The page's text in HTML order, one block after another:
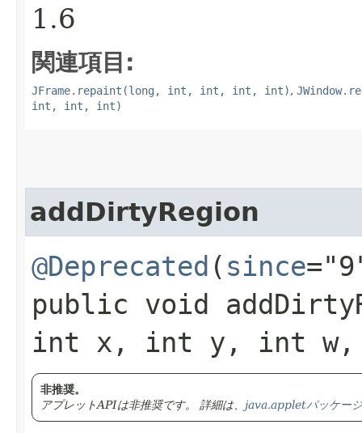
1.6
関連項目:
JFrame.repaint(long, int, int, int, int),
int, int, int)
addDirtyRegion
@Deprecated ( since
public void
int x, int y, int
非推奨。
アプレットAPIは非推奨です。
詳細は、 java.appletパッケー